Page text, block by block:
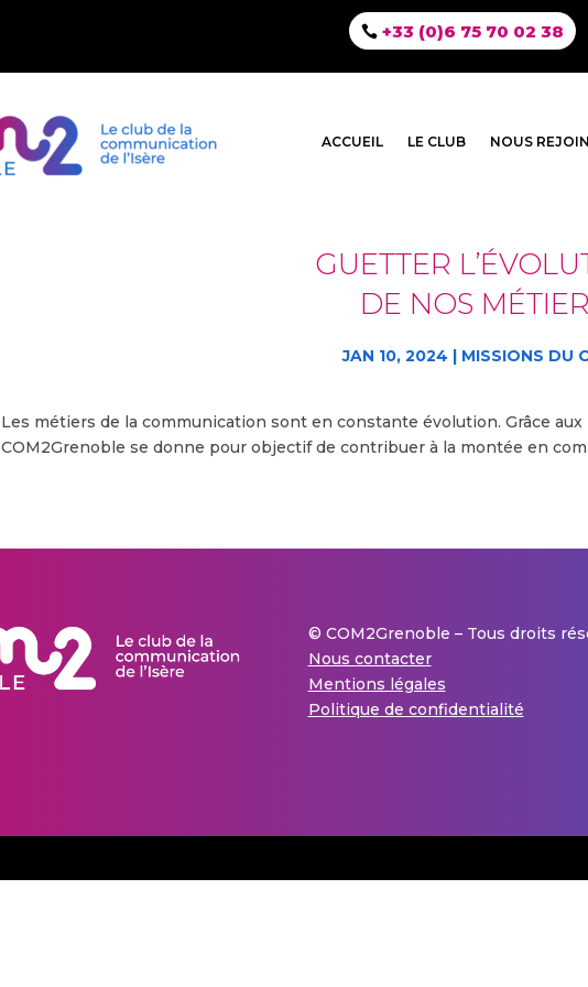
+33 (0)6 75 70 02 38
ACCUEIL LE CLUB NOUS
GUETTER
DE NOS
JAN 10, 2024 | MISSIONS DU
Les métiers de la communication sont en constante évolution. Grâce
COM2Grenoble se donne pour objectif de contribuer à la montée en
© COM2Grenoble – Tous droits
Nous contacter
Mentions légales
Politique de confidentialité